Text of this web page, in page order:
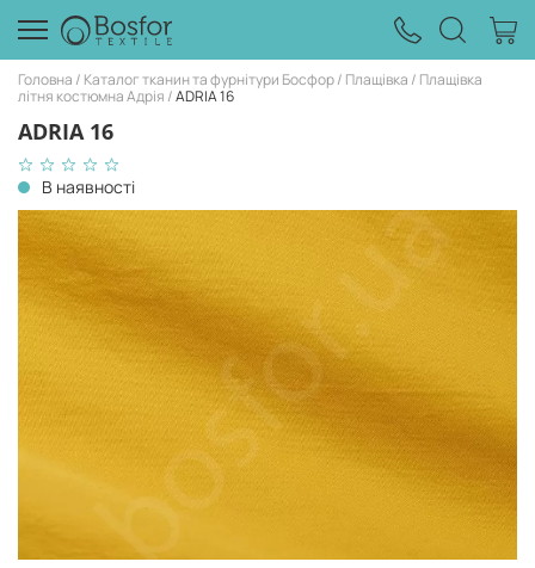
Головна Каталог тканин та фурнітури Босфор Плащівка
Плащівка
літня костюмна Адрія ADRIA 16
ADRIA 16
В наявності